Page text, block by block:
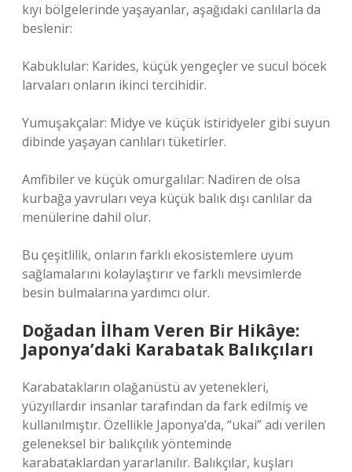
kıyı bölgelerinde yaşayanlar, aşağıdaki canlılarla da
beslenir:
Kabuklular: Karides, küçük yengeçler ve sucul böcek
larvaları onların ikinci tercihidir.
Yumuşakçalar: Midye ve küçük istiridyeler gibi suyun
dibinde yaşayan canlıları tüketirler.
Amfibiler ve küçük omurgalılar: Nadiren de olsa
kurbağa yavruları veya küçük balık dışı canlılar da
menülerine dahil olur.
Bu çeşitlilik, onların farklı ekosistemlere uyum
sağlamalarını kolaylaştırır ve farklı mevsimlerde
besin bulmalarına yardımcı olur.
Doğadan İlham Veren Bir Hikâye:
Japonya’daki Karabatak Balıkçıları
Karabatakların olağanüstü av yetenekleri,
yüzyıllardır insanlar tarafından da fark edilmiş ve
kullanılmıştır. Özellikle Japonya’da, “ukai” adı verilen
geleneksel bir balıkçılık yönteminde
karabataklardan yararlanılır. Balıkçılar, kuşları